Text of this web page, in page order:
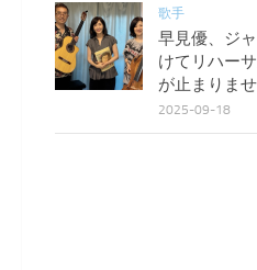
歌手
早見優、ジ
けてリハー
が止まりませ
2025-09-18